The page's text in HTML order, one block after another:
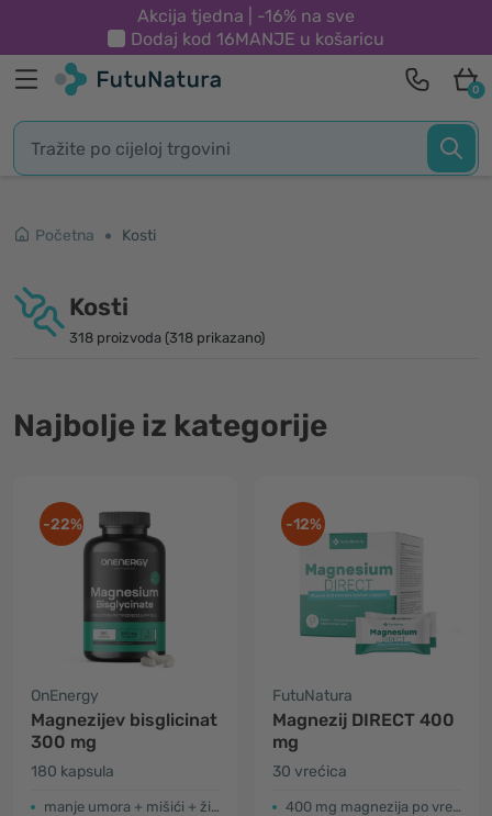
Akcija tjedna | -16% na sve
Dodaj kod 16MANJE u košaricu
0
Početna Kosti
Kosti
318 proizvoda (318 prikazano)
Najbolje iz kategorije
-22%
OnEnergy
Magnezijev bisglicinat
300 mg
180 kapsula
manje umora + mišići + živčani sustav
-12%
FutuNatura
Magnezij DIRECT 400
mg
30 vrećica
400 mg magnezija po vrećici